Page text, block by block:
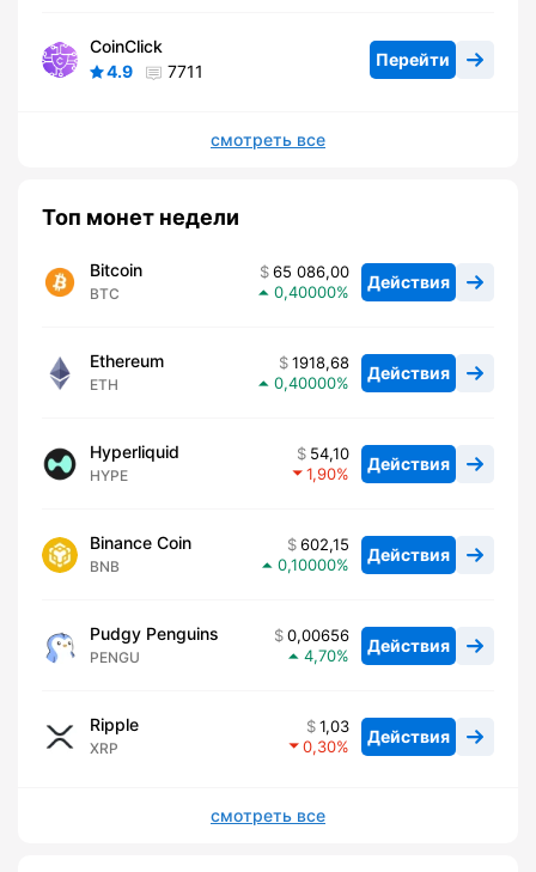
CoinClick
4.9
7711
Перейти
смотреть все
Топ монет недели
Bitcoin
BTC
65 086,00
0,40000
Действия
Ethereum
ETH
1918,68
0,40000
Действия
Hyperliquid
HYPE
54,10
1,90
Действия
Binance Coin
BNB
602,15
0,10000
Действия
Pudgy Penguins
PENGU
0,00656
4,70
Действия
Ripple
XRP
1,03
0,30
Действия
смотреть все